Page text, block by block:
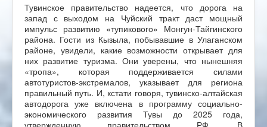
Тувинское правительство надеется, что дорога на
запад с выходом на Чуйский тракт даст мощный
импульс развитию «тупикового» Монгун-Тайгинского
района. Гости из Кызыла, побывавшие в Улаганском
районе, увидели, какие возможности открывает для
них развитие туризма. Они уверены, что нынешняя
«тропа», которая поддерживается силами
автотуристов-экстремалов, указывает для региона
правильный путь. И, кстати говоря, тувинско-алтайская
автодорога уже включена в программу социально-
экономического развития Тувы до 2025 года,
утвержденную правительством РФ. В